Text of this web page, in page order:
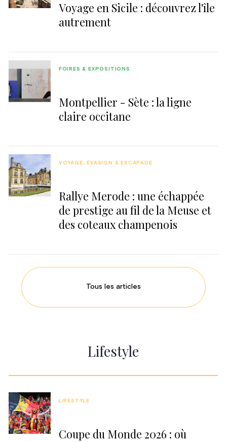
Voyage en Sicile : découvrez l'île
autrement
Montpellier - Sète : la ligne
claire occitane
FOIRES & EXPOSITIONS
Rallye Merode : une échappée
de prestige au fil de la Meuse et
des coteaux champenois
VOYAGE, ÉVASION & ESCAPADE
Tous les articles
Lifestyle
Coupe du Monde 2026 : où
LIFESTYLE